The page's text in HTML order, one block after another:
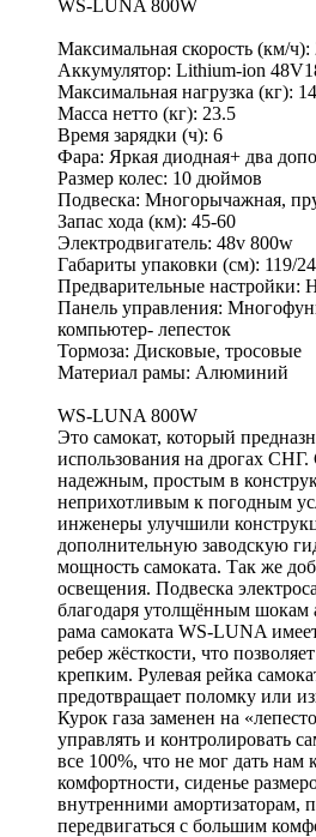
WS-LUNA 800W
Максимальная скорость (км/ч):
Аккумулятор: Lithium-ion
Максимальная нагрузка (кг):
Масса нетто (кг): 23.5
Время зарядки (ч): 6
Фара: Яркая диодная+ два
Размер колес: 10 дюймов
Подвеска: Многорычажная,
Запас хода (км): 45-60
Электродвигатель: 48v 800w
Габариты упаковки (см): 119/
Предварительные настройки:
Панель управления:
компьютер- лепесток
Тормоза: Дисковые, тросовые
Материал рамы: Алюминий
WS-LUNA 800W
Это самокат, который
использования на дрогах
надежным, простым в
неприхотливым к погодным
инженеры улучшили
дополнительную заводскую
мощность самоката. Так же
освещения. Подвеска
благодаря утолщённым шокам
рама самоката WS-LUNA
ребер жёсткости, что
крепким. Рулевая рейка
предотвращает поломку или
Курок газа заменен на
управлять и контролировать
все 100%, что не мог дать нам
комфортности, сиденье
внутренними амортизаторам,
передвигаться с большим